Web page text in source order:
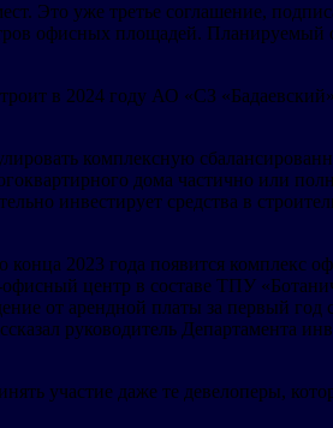
Это уже третье соглашение,
офисных площадей. Планируемый
в 2024 году АО «СЗ
комплексную
дома частично или
инвестирует средства в
2023 года появится комплекс
центр в составе ТПУ
от арендной платы за первый
руководитель Департамента
участие даже те девелоперы,